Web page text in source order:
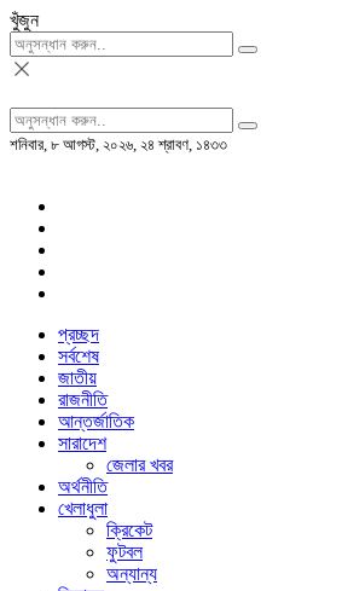
খুঁজুন
শনিবার, ৮ আগস্ট, ২০২৬, ২৪ শ্রাবণ, ১৪৩৩
প্রচ্ছদ
সর্বশেষ
জাতীয়
রাজনীতি
আন্তর্জাতিক
সারাদেশ
জেলার খবর
অর্থনীতি
খেলাধুলা
ক্রিকেট
ফুটবল
অন্যান্য